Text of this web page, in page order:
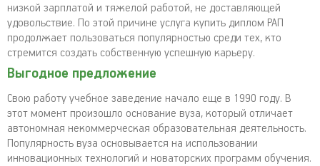
низкой зарплатой и тяжелой работой, не доставляющей
удовольствие. По этой причине услуга купить диплом РАП
продолжает пользоваться популярностью среди тех, кто
стремится создать собственную успешную карьеру.
Выгодное предложение
Свою работу учебное заведение начало еще в 1990 году. В
этот момент произошло основание вуза, который отличает
автономная некоммерческая образовательная деятельность.
Популярность вуза основывается на использовании
инновационных технологий и новаторских программ обучения.